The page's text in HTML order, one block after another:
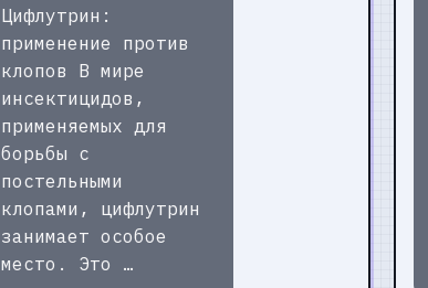
Цифлутрин:
применение против
клопов В мире
инсектицидов,
применяемых для
борьбы с
постельными
клопами, цифлутрин
занимает особое
место. Это …